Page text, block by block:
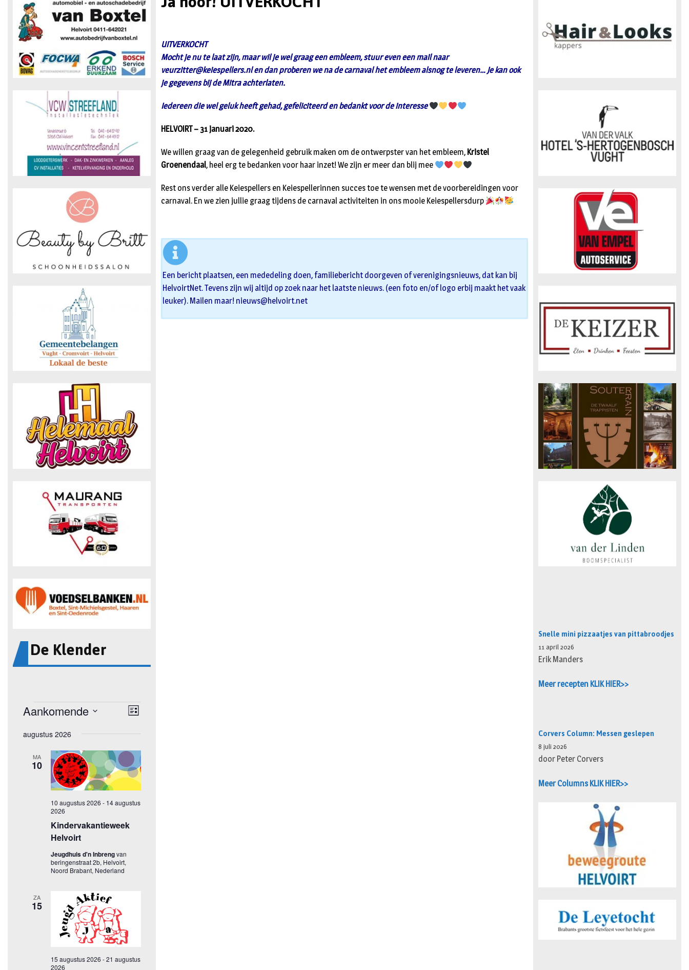
De Klender
UITVERKOCHT
Mocht je nu te laat zijn, maar wil je wel graag een embleem, stuur even een mail naar
veurzitter@keiespellers.nl en dan proberen we na de carnaval het embleem alsnog te leveren… Je kan ook
je gegevens bij de Mitra achterlaten.
Iedereen die wel geluk heeft gehad, gefeliciteerd en bedankt voor de interesse
HELVOIRT – 31 januari 2020.
We willen graag van de gelegenheid gebruik maken om de ontwerpster van het embleem, Kristel
Groenendaal, heel erg te bedanken voor haar inzet! We zijn er meer dan blij mee
Rest ons verder alle Keiespellers en Keiespellerinnen succes toe te wensen met de voorbereidingen voor
carnaval. En we zien jullie graag tijdens de carnaval activiteiten in ons mooie Keiespellersdurp
Een bericht plaatsen, een mededeling doen, familiebericht doorgeven of verenigingsnieuws, dat kan bij
HelvoirtNet. Tevens zijn wij altijd op zoek naar het laatste nieuws. (een foto en/of logo erbij maakt het vaak
leuker). Mailen maar! nieuws@helvoirt.net
Snelle mini pizzaatjes van pittabroodjes
11 april 2026
Erik Manders
Meer recepten KLIK HIER>>
Corvers Column: Messen geslepen
8 juli 2026
door Peter Corvers
Meer Columns KLIK HIER>>